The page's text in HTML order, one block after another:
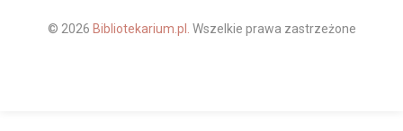
© 2026 Bibliotekarium.pl. Wszelkie prawa zastrzeżone